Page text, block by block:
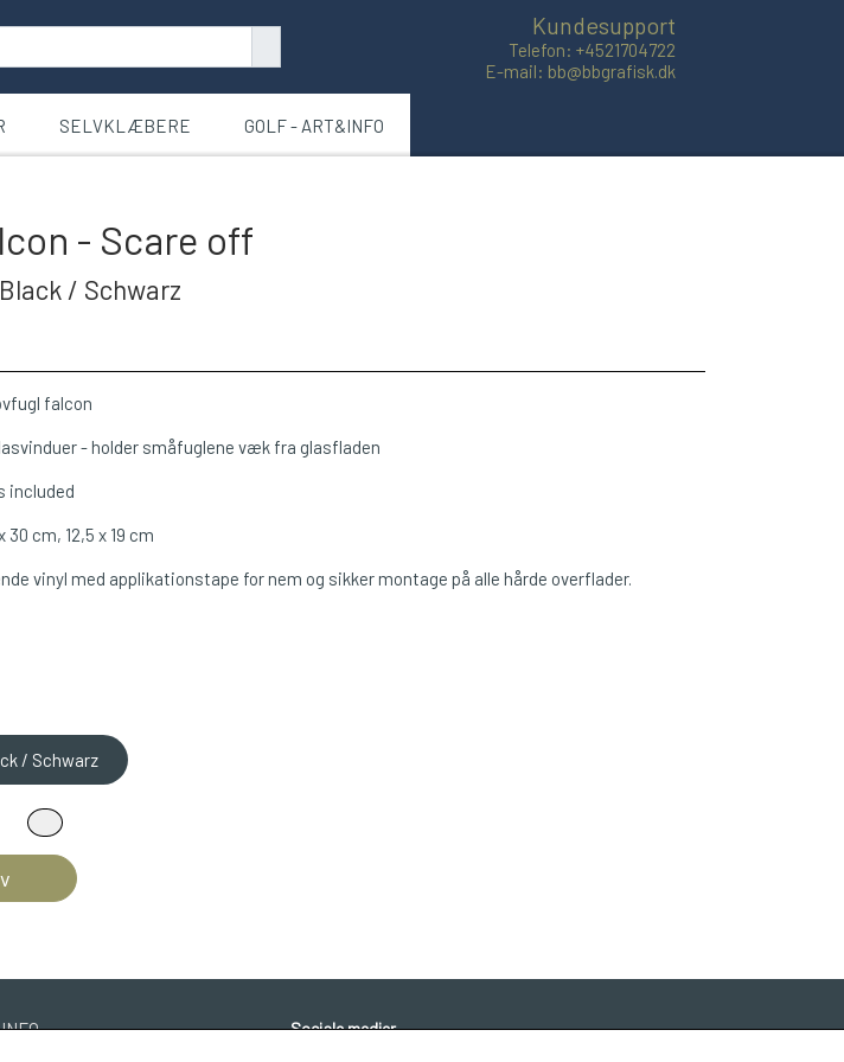
Kundesupport
Telefon: +4521704722
E-mail: bb@bbgrafisk.dk
SELVKLÆBERE GOLF - ART&INFO
- Scare off
/ Schwarz
falcon
- holder småfuglene væk fra glasfladen
included
cm, 12,5 x 19 cm
vinyl med applikationstape for nem og sikker montage på alle hårde overflader.
applicationtape for easy and safe mounting on any hard and clean surface.
/ Schwarz
Sociale medier